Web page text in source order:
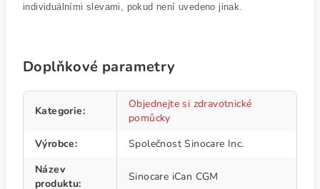
individuálními slevami, pokud není uvedeno jinak.
Doplňkové parametry
Kategorie:
Objednejte si zdravotnické
pomůcky
Výrobce:
Společnost Sinocare Inc.
Název
produktu:
Sinocare iCan CGM